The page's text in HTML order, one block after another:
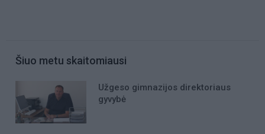
Šiuo metu skaitomiausi
Užgeso gimnazijos direktoriaus
gyvybė